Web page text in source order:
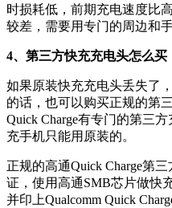
时损耗低，前期充电速度比
较差，需要用专门的周边和手
4、第三方快充充电头怎么买
如果原装快充充电头丢失了
的话，也可以购买正规的第
Quick Charge有专门的第三
充手机只能用原装的。
正规的高通Quick Charge第
证，使用高通SMB芯片做快
并印上Qualcomm Quick